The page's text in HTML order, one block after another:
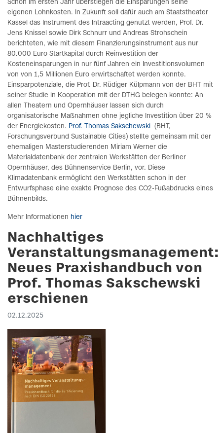
Schon im ersten Jahr überstiegen die Einsparungen seine
eigenen Lohnkosten. In Zukunft soll dafür auch am Staatstheater
Kassel das Instrument des Intraacting genutzt werden, Prof. Dr.
Jens Knissel sowie Dirk Schnurr und Andreas Strohschein
berichteten, wie mit diesem Finanzierungsinstrument aus nur
80.000 Euro Startkapital durch Reinvestition der
Kosteneinsparungen in nur fünf Jahren ein Investitionsvolumen
von von 1,5 Millionen Euro erwirtschaftet werden konnte.
Einsparpotenziale, die Prof. Dr. Rüdiger Külpmann von der BHT mit
seiner Studie in Kooperation mit der DTHG belegen konnte: An
allen Theatern und Opernhäuser lassen sich durch
organisatorische Maßnahmen ohne jegliche Investition über 20 %
der Energiekosten. Prof. Thomas Sakschewski
(BHT,
Forschungsverbund Sustainable Cities) stellte gemeinsam mit der
ehemaligen Masterstudierenden Miriam Werner die
Materialdatenbank der zentralen Werkstätten der Berliner
Opernhäuser, des Bühnenservice Berlin, vor. Diese
Klimadatenbank ermöglicht den Werkstätten schon in der
Entwurfsphase eine exakte Prognose des CO2-Fußabdrucks eines
Bühnenbilds.
Mehr Informationen hier
Nachhaltiges
Veranstaltungsmanagement:
Neues Praxishandbuch von
Prof. Thomas Sakschewski
erschienen
02.12.2025